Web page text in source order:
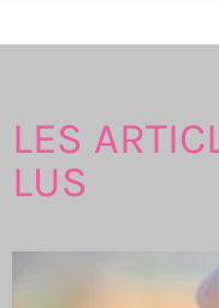
LES
LUS